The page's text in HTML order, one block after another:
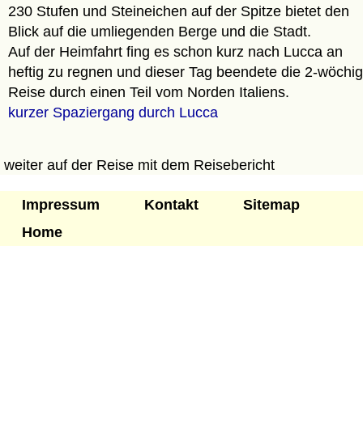
230 Stufen und Steineichen auf der Spitze bietet den
Blick auf die umliegenden Berge und die Stadt.
Auf der Heimfahrt fing es schon kurz nach Lucca an
heftig zu regnen und dieser Tag beendete die 2-
Reise durch einen Teil vom Norden Italiens.
kurzer Spaziergang durch Lucca
weiter auf der Reise mit dem Reisebericht
Impressum Kontakt
Sitemap
Home